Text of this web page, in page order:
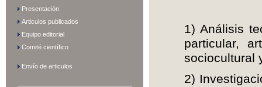
Presentación
Articulos publicados
Equipo editorial
Comité científico
Envío de articulos
1) Análisis
particular,
sociocultural
2)